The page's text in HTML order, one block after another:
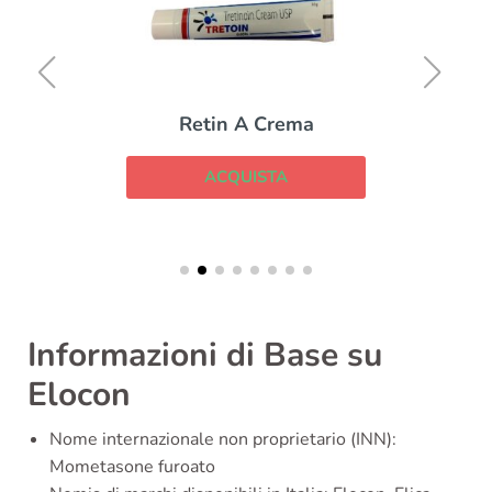
Retin A Crema
ACQUISTA
Informazioni di Base su
Elocon
Nome internazionale non proprietario (INN):
Mometasone furoato